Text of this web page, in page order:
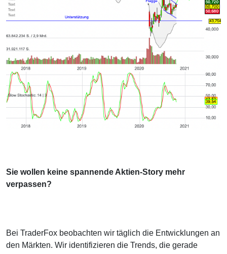
Sie wollen keine spannende Aktien-Story mehr
verpassen?
Bei TraderFox beobachten wir täglich die Entwicklungen an
den Märkten. Wir identifizieren die Trends, die gerade